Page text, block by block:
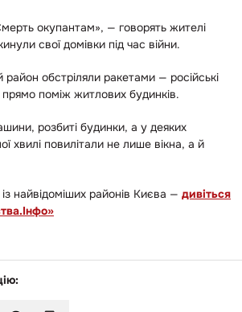
окупантам», — говорять жителі
свої домівки під час війни.
район обстріляли ракетами — російські
поміж житлових будинків.
розбиті будинки, а у деяких
хвилі повилітали не лише вікна, а й
найвідоміших районів Києва — дивіться